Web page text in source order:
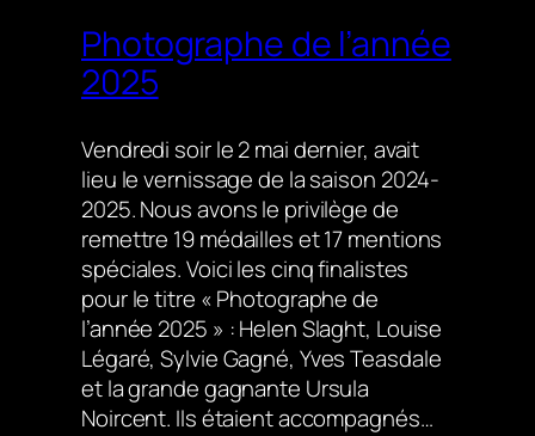
Photographe de l’année
2025
Vendredi soir le 2 mai dernier, avait
lieu le vernissage de la saison 2024-
2025. Nous avons le privilège de
remettre 19 médailles et 17 mentions
spéciales. Voici les cinq finalistes
pour le titre « Photographe de
l’année 2025 » : Helen Slaght, Louise
Légaré, Sylvie Gagné, Yves Teasdale
et la grande gagnante Ursula
Noircent. Ils étaient accompagnés…